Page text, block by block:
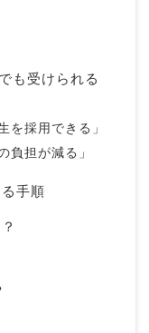
も受けられる
を採用できる」
負担が減る」
手順